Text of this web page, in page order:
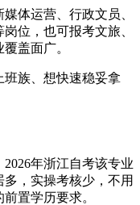
体运营、行政文员、
位，也可报考文旅、
盖面广。
班族、想快速稳妥拿
年浙江自考该专业
，实操考核少，不用
置学历要求。